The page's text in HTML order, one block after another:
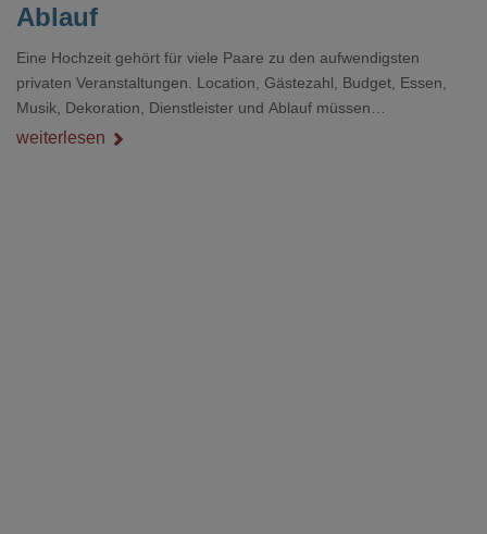
Ablauf
Eine Hochzeit gehört für viele Paare zu den aufwendigsten
privaten Veranstaltungen. Location, Gästezahl, Budget, Essen,
Musik, Dekoration, Dienstleister und Ablauf müssen
zusammenpassen, damit der Tag gut organisiert ist und trotzdem
weiterlesen